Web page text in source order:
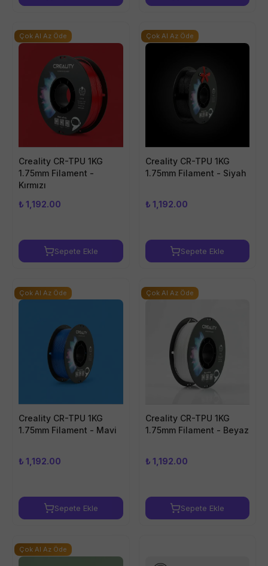
Creality CR-TPU 1KG
1.75mm Filament -
Kırmızı
Çok Al Az Öde
₺ 1,192.00
Sepete Ekle
Creality CR-TPU 1KG
1.75mm Filament - Siyah
Çok Al Az Öde
₺ 1,192.00
Sepete Ekle
Creality CR-TPU 1KG
1.75mm Filament - Mavi
Çok Al Az Öde
₺ 1,192.00
Sepete Ekle
Creality CR-TPU 1KG
1.75mm Filament - Beyaz
Çok Al Az Öde
₺ 1,192.00
Sepete Ekle
Çok Al Az Öde